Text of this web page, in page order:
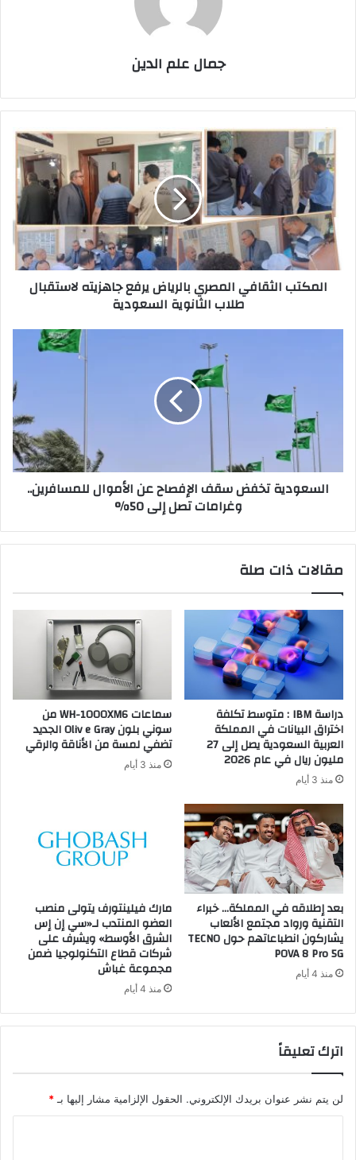
جمال علم الدين
المكتب
الثقافي
المصري
بالرياض
يرفع
جاهزيته
لاستقبال
طلاب
الثانوية
السعودية
المكتب الثقافي المصري بالرياض يرفع جاهزيته لاستقبال
طلاب الثانوية السعودية
الأموال
للمسافرين..
وغرامات
تصل
السعودية تخفض سقف الإفصاح عن الأموال للمسافرين..
وغرامات تصل إلى 50%
مقالات ذات صلة
دراسة IBM : متوسط تكلفة
اختراق البيانات في المملكة
العربية السعودية يصل إلى 27
مليون ريال في عام 2026
منذ 3 أيام
سماعات WH-1000XM6 من
سوني بلون Oliv e Gray الجديد
تضفي لمسة من الأناقة والرقي
منذ 3 أيام
بعد إطلاقه في المملكة… خبراء
التقنية ورواد مجتمع الألعاب
يشاركون انطباعاتهم حول TECNO
POVA 8 Pro 5G
منذ 4 أيام
مارك فيلينتورف يتولى منصب
العضو المنتدب لـ«سي إن إس
الشرق الأوسط» ويشرف على
شركات قطاع التكنولوجيا ضمن
مجموعة غباش
منذ 4 أيام
اترك تعليقاً
لن يتم نشر عنوان بريدك الإلكتروني. الحقول الإلزامية مشار إليها بـ *